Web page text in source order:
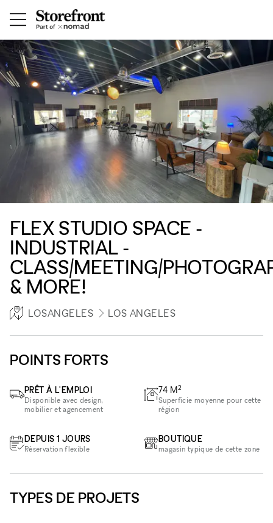
FLEX STUDIO SPACE -
INDUSTRIAL -
CLASS/MEETING/
& MORE!
LOSANGELES LOS ANGELES
POINTS FORTS
PRÊT À L'EMPLOI
Disponible avec design,
mobilier et agencement
DEPUIS 1 JOURS
Réservation flexible
74 M2
Superficie moyenne pour cette
région
BOUTIQUE
magasin typique de cette zone
TYPES DE PROJETS